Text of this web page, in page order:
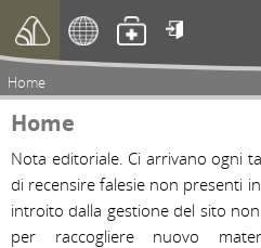

Home
Home
Nota editoriale. Ci arrivano ogni
di recensire falesie non presenti
introito dalla gestione del sito
per raccogliere nuovo